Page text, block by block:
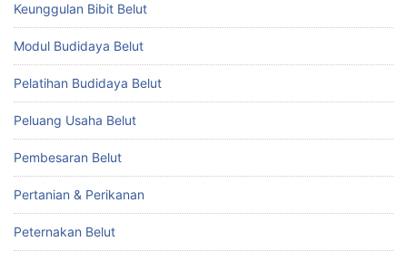
Keunggulan Bibit Belut
Modul Budidaya Belut
Pelatihan Budidaya Belut
Peluang Usaha Belut
Pembesaran Belut
Pertanian & Perikanan
Peternakan Belut